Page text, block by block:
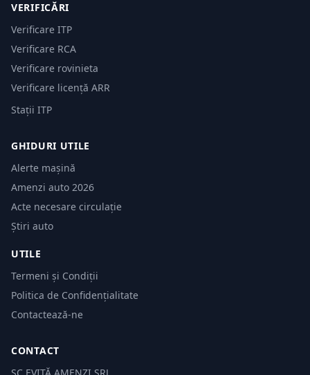
VERIFICĂRI
Verificare ITP
Verificare RCA
Verificare rovinieta
Verificare licență ARR
Stații ITP
GHIDURI UTILE
Alerte mașină
Amenzi auto 2026
Acte necesare circulație
Știri auto
UTILE
Termeni și Condiții
Politica de Confidențialitate
Contactează-ne
CONTACT